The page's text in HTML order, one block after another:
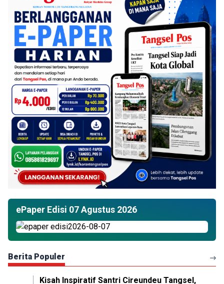
ePaper Edisi 07 Agustus 2026
Berita Populer
Kisah Inspiratif Santri Cireundeu Tangsel,